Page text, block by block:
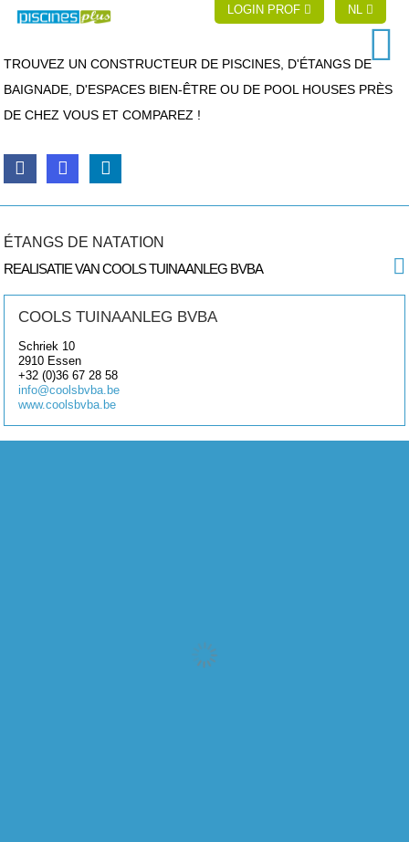
LOGIN PROF NL
TROUVEZ UN CONSTRUCTEUR DE PISCINES, D'ÉTANGS DE
BAIGNADE, D'ESPACES BIEN-ÊTRE OU DE POOL HOUSES PRÈS
DE CHEZ VOUS ET COMPAREZ !
ÉTANGS DE NATATION
REALISATIE VAN COOLS TUINAANLEG BVBA
COOLS TUINAANLEG BVBA
Schriek 10
2910 Essen
+32 (0)36 67 28 58
info@coolsbvba.be
www.coolsbvba.be